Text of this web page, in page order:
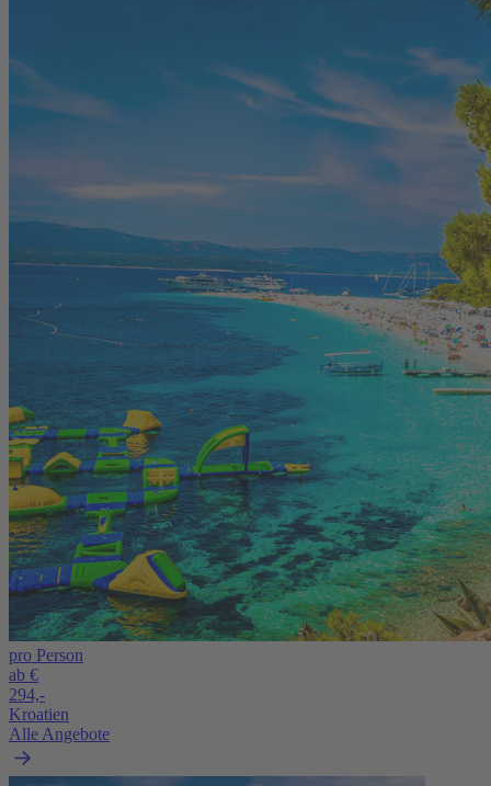
pro Person
ab €
294,-
Kroatien
Alle Angebote